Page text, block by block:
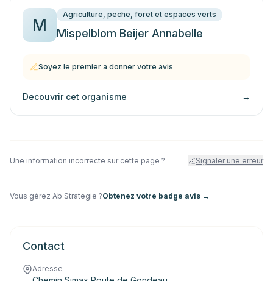
M
Agriculture, peche, foret et espaces verts
Mispelblom Beijer Annabelle
Soyez le premier a donner votre avis
Decouvrir cet organisme →
Une information incorrecte sur cette page ? Signaler une erreur
Vous gérez Ab Strategie ?Obtenez votre badge avis →
Contact
Adresse